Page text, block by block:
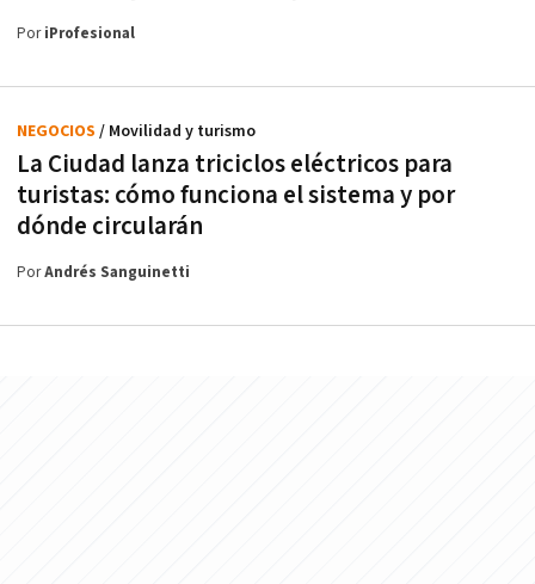
PoriProfesional
La Ciudad lanza triciclos eléctricos para
turistas: cómo funciona el sistema y por
dónde circularán
NEGOCIOS / Movilidad y turismo
PorAndrés Sanguinetti